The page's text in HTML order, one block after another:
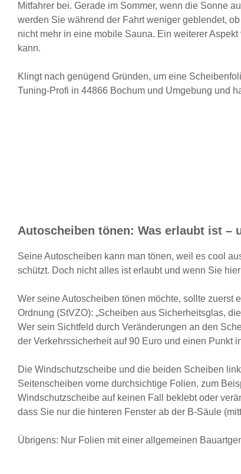
Mitfahrer bei. Gerade im Sommer, wenn die Sonne
werden Sie während der Fahrt weniger geblendet,
nicht mehr in eine mobile Sauna. Ein weiterer
kann.
Klingt nach genügend Gründen, um eine
Tuning-Profi in 44866 Bochum und Umgebung und
Autoscheiben tönen: Was erlaubt ist –
Seine Autoscheiben kann man tönen, weil es cool
schützt. Doch nicht alles ist erlaubt und wenn Sie
Wer seine Autoscheiben tönen möchte, sollte
Ordnung (StVZO): „Scheiben aus Sicherheitsglas,
Wer sein Sichtfeld durch Veränderungen an den
der Verkehrssicherheit auf 90 Euro und einen Punkt
Die Windschutzscheibe und die beiden Scheiben
Seitenscheiben vorne durchsichtige Folien, zum
Windschutzscheibe auf keinen Fall beklebt oder
dass Sie nur die hinteren Fenster ab der B-Säule
Übrigens: Nur Folien mit einer allgemeinen